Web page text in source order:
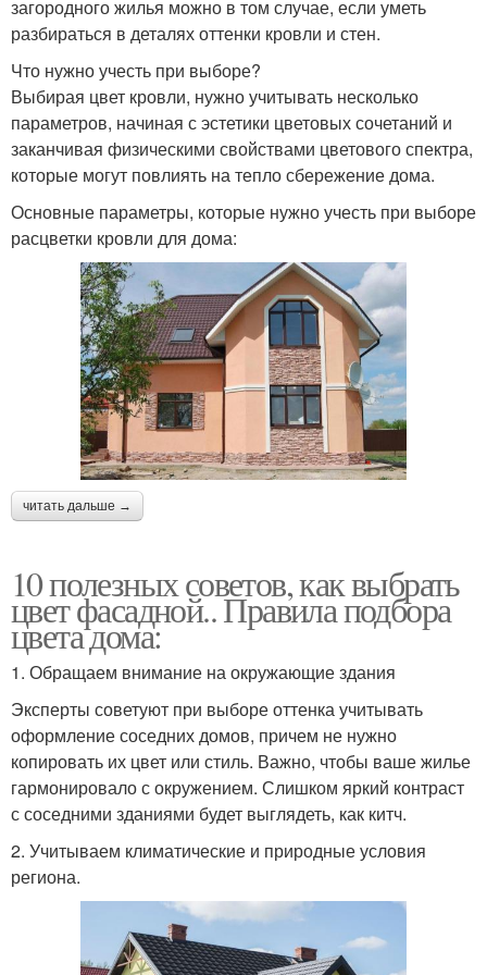
загородного жилья можно в том случае, если уметь
разбираться в деталях оттенки кровли и стен.
Что нужно учесть при выборе?
Выбирая цвет кровли, нужно учитывать несколько
параметров, начиная с эстетики цветовых сочетаний и
заканчивая физическими свойствами цветового спектра,
которые могут повлиять на тепло сбережение дома.
Основные параметры, которые нужно учесть при выборе
расцветки кровли для дома:
читать дальше →
10 полезных советов, как выбрать
цвет фасадной.. Правила подбора
цвета дома:
1. Обращаем внимание на окружающие здания
Эксперты советуют при выборе оттенка учитывать
оформление соседних домов, причем не нужно
копировать их цвет или стиль. Важно, чтобы ваше жилье
гармонировало с окружением. Слишком яркий контраст
с соседними зданиями будет выглядеть, как китч.
2. Учитываем климатические и природные условия
региона.